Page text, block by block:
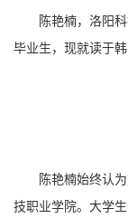
陈艳楠，洛阳
毕业生，现就读于韩
陈艳楠始终认
技职业学院。大学